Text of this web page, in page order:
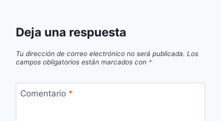
Deja una respuesta
Tu dirección de correo electrónico no será publicada. Los
campos obligatorios están marcados con *
Comentario *